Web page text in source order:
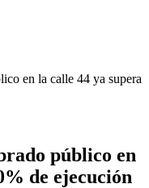
en la calle 44 ya supera
público en
de ejecución